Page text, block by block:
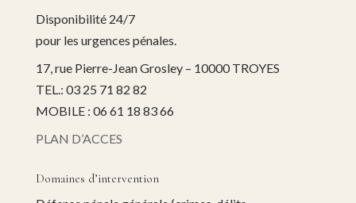
Disponibilité 24/7
pour les urgences pénales.
17, rue Pierre-Jean Grosley – 10000 TROYES
TEL.: 03 25 71 82 82
MOBILE : 06 61 18 83 66
PLAN D’ACCES
Domaines d’intervention